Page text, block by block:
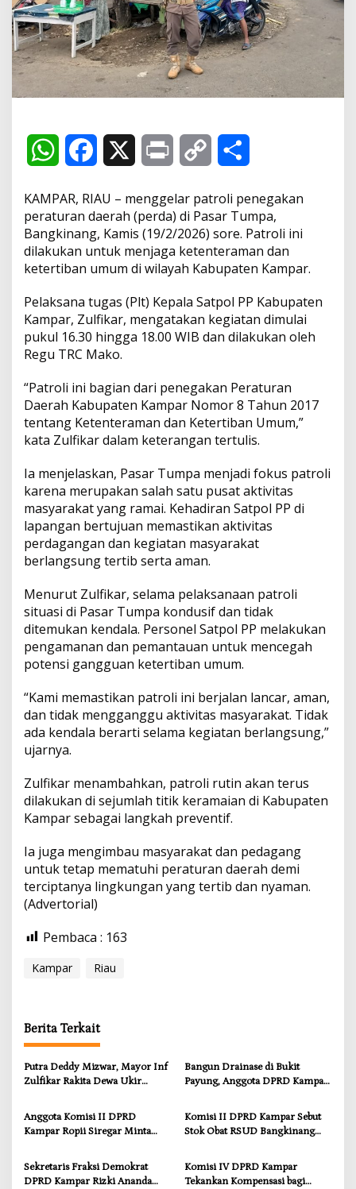
n
s
i
f
k
a
n
o
i
,
P
a
s
a
r
u
m
p
t
a
p
T
e
t
i
b
W
a
t
s
A
p
c
e
b
o
o
i
n
t
p
y
L
i
n
a
r
e
KAMPAR, RIAU – menggelar patroli penegakan
peraturan daerah (perda) di Pasar Tumpa,
Bangkinang, Kamis (19/2/2026) sore. Patroli ini
dilakukan untuk menjaga ketenteraman dan
ketertiban umum di wilayah Kabupaten Kampar.
Pelaksana tugas (Plt) Kepala Satpol PP Kabupaten
Kampar, Zulfikar, mengatakan kegiatan dimulai
pukul 16.30 hingga 18.00 WIB dan dilakukan oleh
Regu TRC Mako.
“Patroli ini bagian dari penegakan Peraturan
Daerah Kabupaten Kampar Nomor 8 Tahun 2017
tentang Ketenteraman dan Ketertiban Umum,”
kata Zulfikar dalam keterangan tertulis.
Ia menjelaskan, Pasar Tumpa menjadi fokus patroli
karena merupakan salah satu pusat aktivitas
masyarakat yang ramai. Kehadiran Satpol PP di
lapangan bertujuan memastikan aktivitas
perdagangan dan kegiatan masyarakat
berlangsung tertib serta aman.
Menurut Zulfikar, selama pelaksanaan patroli
situasi di Pasar Tumpa kondusif dan tidak
ditemukan kendala. Personel Satpol PP melakukan
pengamanan dan pemantauan untuk mencegah
potensi gangguan ketertiban umum.
“Kami memastikan patroli ini berjalan lancar, aman,
dan tidak mengganggu aktivitas masyarakat. Tidak
ada kendala berarti selama kegiatan berlangsung,”
ujarnya.
Zulfikar menambahkan, patroli rutin akan terus
dilakukan di sejumlah titik keramaian di Kabupaten
Kampar sebagai langkah preventif.
Ia juga mengimbau masyarakat dan pedagang
untuk tetap mematuhi peraturan daerah demi
terciptanya lingkungan yang tertib dan nyaman.
(Advertorial)
Pembaca : 163
Kampar Riau
Berita Terkait
Putra Deddy Mizwar, Mayor Inf
Zulfikar Rakita Dewa Ukir
Serikat
Bangun Drainase di Bukit
Payung, Anggota DPRD Kampar
Infrastruktur yang Menyentuh
Kebutuhan Dasar
Anggota Komisi II DPRD
Kampar Ropii Siregar Minta
Ancaman Kekosongan Obat
demi Wujudkan Kampar Dihati
Komisi II DPRD Kampar Sebut
Stok Obat RSUD Bangkinang
Sekretaris Fraksi Demokrat
DPRD Kampar Rizki Ananda
Komisi IV DPRD Kampar
Tekankan Kompensasi bagi